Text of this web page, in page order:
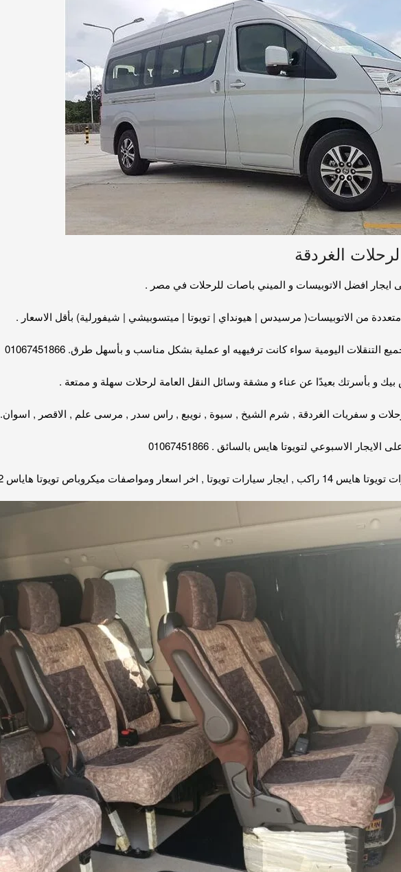
الغردقة
ايجار افضل الاتوبيسات و الميني باصات للرحلات في مصر .
من الاتوبيسات( مرسيدس | هيونداي | تويوتا | ميتسوبيشي | شيفورلية) بأقل الاسعار .
التنقلات اليومية سواء كانت ترفيهيه او عملية بشكل مناسب و بأسهل طرق. 01067451866
و بأسرتك بعيدًا عن عناء و مشقة وسائل النقل العامة لرحلات سهلة و ممتعة .
لرحلات و سفريات الغردقة , شرم الشيخ , سيوة , نويبع , راس سدر , مرسى علم , الاقصر , اسوان.
ميكروباص تويوتا هاياس 2022 وعروض الايجار.